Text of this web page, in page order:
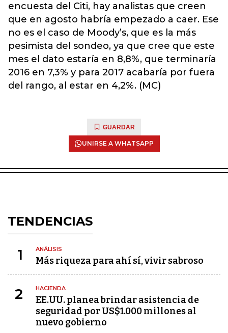
encuesta del Citi, hay analistas que creen
que en agosto habría empezado a caer. Ese
no es el caso de Moody’s, que es la más
pesimista del sondeo, ya que cree que este
mes el dato estaría en 8,8%, que terminaría
2016 en 7,3% y para 2017 acabaría por fuera
del rango, al estar en 4,2%. (MC)
GUARDAR
UNIRSE A WHATSAPP
TENDENCIAS
1 ANÁLISIS
Más riqueza para ahí sí, vivir sabroso
2 HACIENDA
EE.UU. planea brindar asistencia de
seguridad por US$1.000 millones al
nuevo gobierno